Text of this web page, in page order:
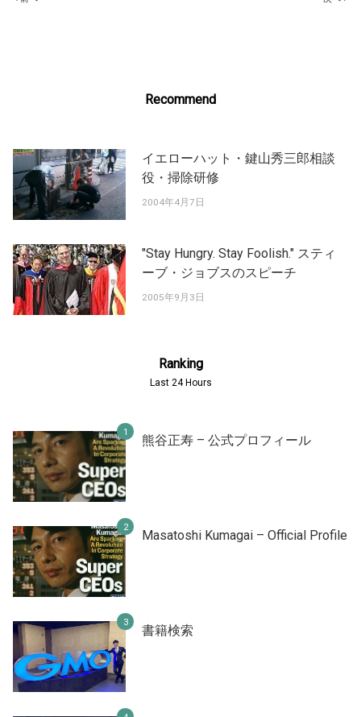
Recommend
イエローハット・鍵山秀三郎相談
役・掃除研修
2004年4月7日
"Stay Hungry. Stay Foolish." スティ
ーブ・ジョブスのスピーチ
2005年9月3日
Ranking
Last 24 Hours
熊谷正寿 – 公式プロフィール
Masatoshi Kumagai – Official Profile
書籍検索